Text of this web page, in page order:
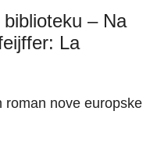
– Na
La
roman nove europske